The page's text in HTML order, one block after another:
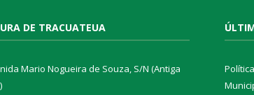
DE TRACUATEUA
Mario Nogueira de Souza, S/N (Antiga